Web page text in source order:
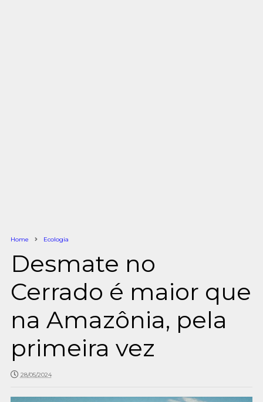
Home Ecologia
Desmate no
Cerrado é maior que
na Amazônia, pela
primeira vez
28/05/2024